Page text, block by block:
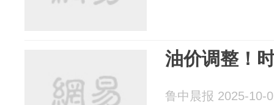
油价调整！
鲁中晨报 2025-10-